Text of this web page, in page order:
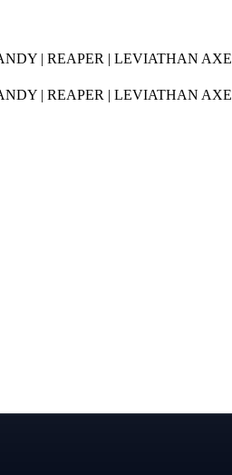
| REAPER | LEVIATHAN AXE
| REAPER | LEVIATHAN AXE